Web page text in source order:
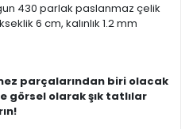
430 parlak paslanmaz çelik
6 cm, kalınlık 1.2 mm
parçalarından biri olacak
görsel olarak şık tatlılar